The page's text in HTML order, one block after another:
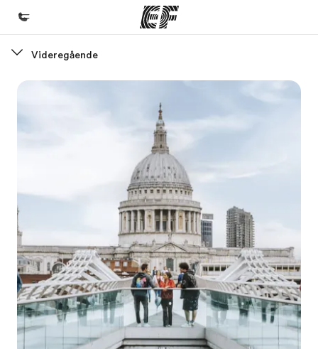
Finn et kontor
Om oss
Hvem vi er
Karriere
Bli en del av vårt team
Videregående